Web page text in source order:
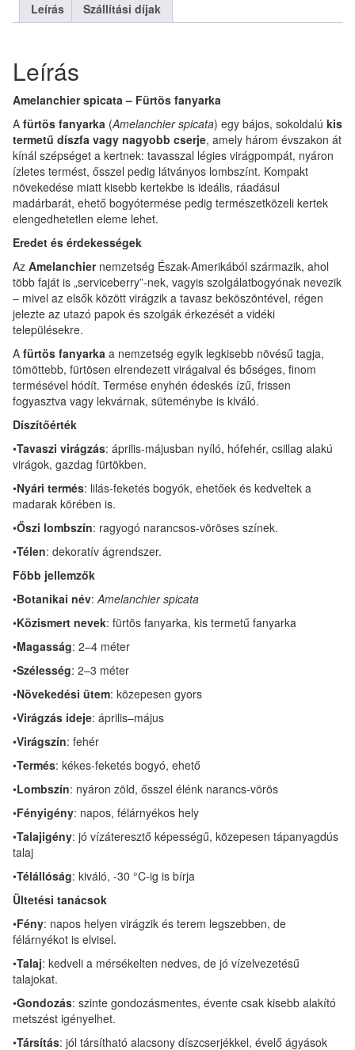
Leírás Szállítási díjak
Leírás
Amelanchier spicata – Fürtös fanyarka
A fürtös fanyarka (Amelanchier spicata) egy bájos, sokoldalú kis
termetű díszfa vagy nagyobb cserje, amely három évszakon át
kínál szépséget a kertnek: tavasszal légies virágpompát, nyáron
ízletes termést, ősszel pedig látványos lombszínt. Kompakt
növekedése miatt kisebb kertekbe is ideális, ráadásul
madárbarát, ehető bogyótermése pedig természetközeli kertek
elengedhetetlen eleme lehet.
Eredet és érdekességek
Az Amelanchiernemzetség Észak-Amerikából származik, ahol
több faját is „serviceberry”-nek, vagyis szolgálatbogyónak nevezik
– mivel az elsők között virágzik a tavasz beköszöntével, régen
jelezte az utazó papok és szolgák érkezését a vidéki
településekre.
A fürtös fanyarka a nemzetség egyik legkisebb növésű tagja,
tömöttebb, fürtösen elrendezett virágaival és bőséges, finom
termésével hódít. Termése enyhén édeskés ízű, frissen
fogyasztva vagy lekvárnak, süteménybe is kiváló.
Díszítőérték
•Tavaszi virágzás: április-májusban nyíló, hófehér, csillag alakú
virágok, gazdag fürtökben.
•Nyári termés: lilás-feketés bogyók, ehetőek és kedveltek a
madarak körében is.
•Őszi lombszín: ragyogó narancsos-vöröses színek.
•Télen: dekoratív ágrendszer.
Főbb jellemzők
•Botanikai név: Amelanchier spicata
•Közismert nevek: fürtös fanyarka, kis termetű fanyarka
•Magasság: 2–4 méter
•Szélesség: 2–3 méter
•Növekedési ütem: közepesen gyors
•Virágzás ideje: április–május
•Virágszín: fehér
•Termés: kékes-feketés bogyó, ehető
•Lombszín: nyáron zöld, ősszel élénk narancs-vörös
•Fényigény: napos, félárnyékos hely
•Talajigény: jó vízáteresztő képességű, közepesen tápanyagdús
talaj
•Télállóság: kiváló, -30 °C-ig is bírja
Ültetési tanácsok
•Fény: napos helyen virágzik és terem legszebben, de
félárnyékot is elvisel.
•Talaj: kedveli a mérsékelten nedves, de jó vízelvezetésű
talajokat.
•Gondozás: szinte gondozásmentes, évente csak kisebb alakító
metszést igényelhet.
•Társítás: jól társítható alacsony díszcserjékkel, évelő ágyások